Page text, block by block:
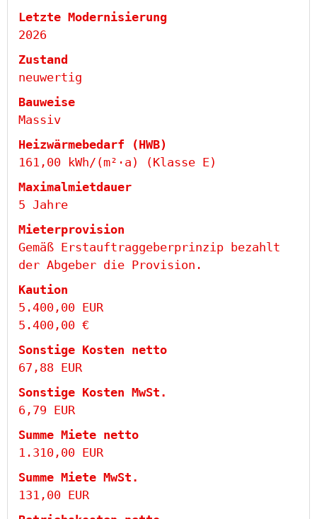
Letzte Modernisierung
2026
Zustand
neuwertig
Bauweise
Massiv
Heizwärmebedarf (HWB)
161,00 kWh/(m²·a) (Klasse E)
Maximalmietdauer
5 Jahre
Mieter­provision
Gemäß Erstauftraggeberprinzip bezahlt
der Abgeber die Provision.
Kaution
5.400,00 EUR
5.400,00 €
Sonstige Kosten netto
67,88 EUR
Sonstige Kosten MwSt.
6,79 EUR
Summe Miete netto
1.310,00 EUR
Summe Miete MwSt.
131,00 EUR